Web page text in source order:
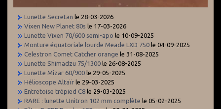
Lunette Secretan le 28-03-2026
Vixen New Planet 80s le 17-03-2026
Lunette Vixen 70/600 semi-apo le 10-09-2025
Monture équatoriale lourde Meade LXD 750 le 04-09-2025
Celestron Comet Catcher orange le 31-08-2025
Lunette Shimadzu 75/1300 le 26-08-2025
Lunette Mizar 60/900 le 29-05-2025
Hélioscope Altaïr le 29-03-2025
Entretoise trépied C8 le 29-03-2025
RARE : lunette Unitron 102 mm complète le 05-02-2025